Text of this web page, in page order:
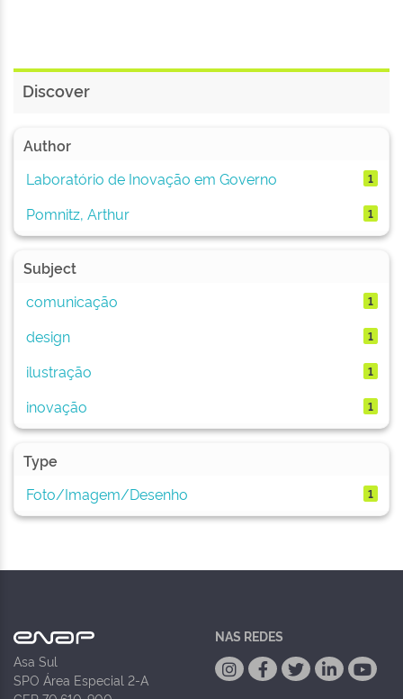
Discover
Author
Laboratório de Inovação em Governo
1
Pomnitz, Arthur 1
Subject
comunicação
1
design 1
ilustração 1
inovação 1
Type
Foto/Imagem/Desenho
1
Asa Sul
SPO Área Especial 2-A
NAS REDES